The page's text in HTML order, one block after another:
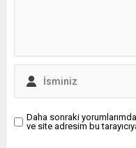
Daha sonraki
ve site adresim bu